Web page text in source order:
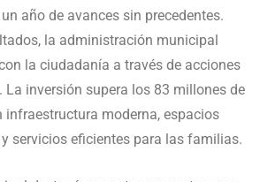
año de avances sin precedentes.
la administración municipal
la ciudadanía a través de acciones
La inversión supera los 83 millones de
infraestructura moderna, espacios
servicios eficientes para las familias.